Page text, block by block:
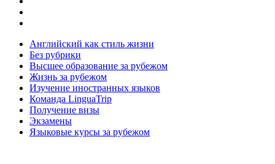
Английский как стиль жизни
Без рубрики
Высшее образование за рубежом
Жизнь за рубежом
Изучение иностранных языков
Команда LinguaTrip
Получение визы
Экзамены
Языковые курсы за рубежом